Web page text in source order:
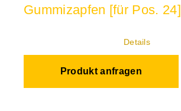
Gummizapfen [für Pos. 24]
Details
Produkt anfragen